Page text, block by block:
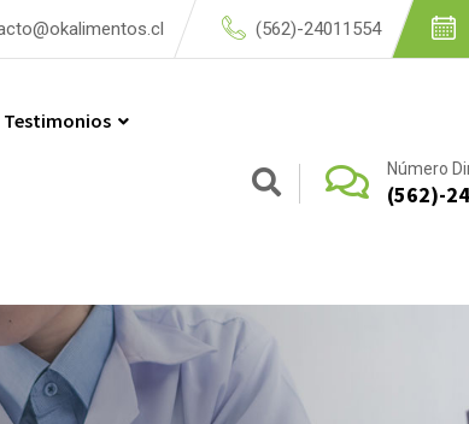
(562)-24011554
Testimonios
Número
(562)-